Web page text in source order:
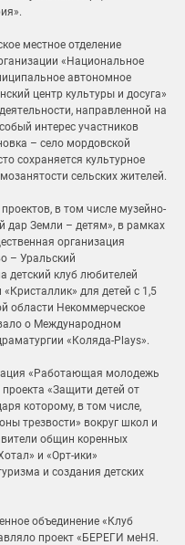
местное отделение
«Национальное
автономное
центр культуры и досуга»
направленной на
интерес участников
– село мордовской
сохраняется культурное
сельских жителей.
в том числе музейно-
дар Земли – детям», в рамках
организация
– Уральский
детский клуб любителей
для детей с 1,5
области Некоммерческое
о Международном
«Коляда-Plays».
«Работающая молодежь
«Защити детей от
которому, в том числе,
трезвости» вокруг школ и
общин коренных
и «Орт-ики»
и создания детских
объединение «Клуб
проект «БЕРЕГИ меНЯ.